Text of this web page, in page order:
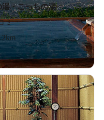
・こっちの湯
ミ